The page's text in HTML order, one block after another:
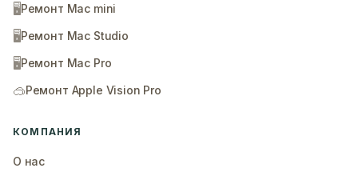
🖥️Ремонт Mac mini
🖥️Ремонт Mac Studio
🖥️Ремонт Mac Pro
🥽Ремонт Apple Vision Pro
КОМПАНИЯ
О нас